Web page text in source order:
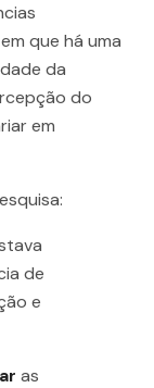
que há uma
da
do
em
de
e
as